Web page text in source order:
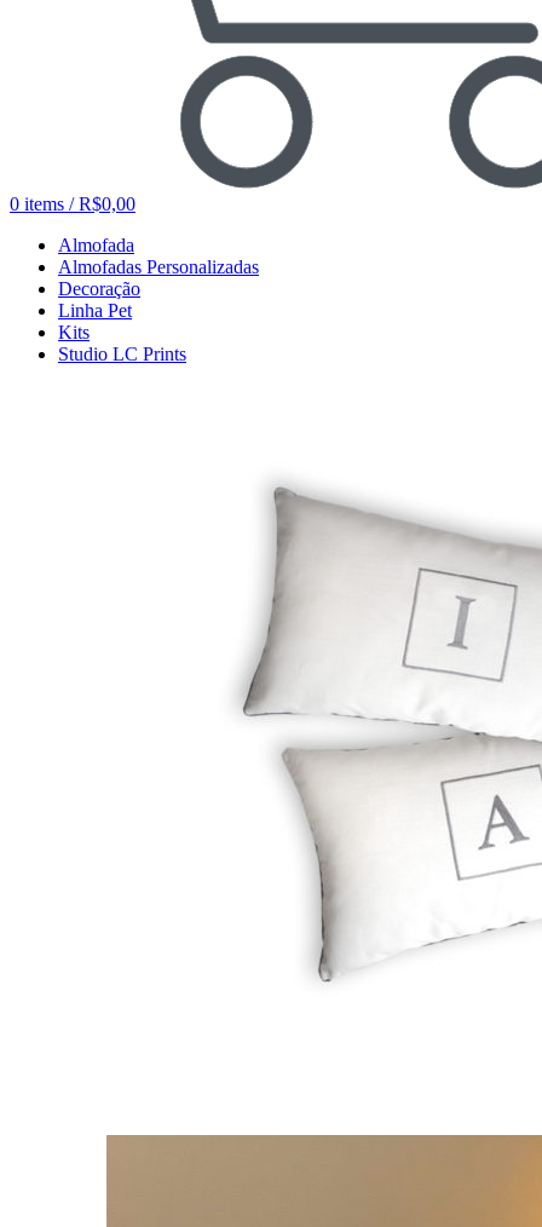
0 items / R$0,00
Almofada
Almofadas Personalizadas
Decoração
Linha Pet
Kits
Studio LC Prints